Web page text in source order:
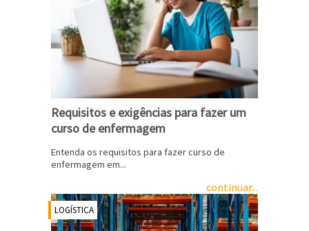
Requisitos e exigências para fazer um
curso de enfermagem
Entenda os requisitos para fazer curso de
enfermagem em...
continuar...
LOGÍSTICA